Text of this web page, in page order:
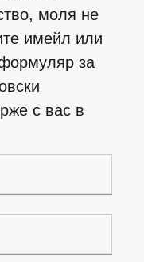
моля не
имейл или
за
с вас в